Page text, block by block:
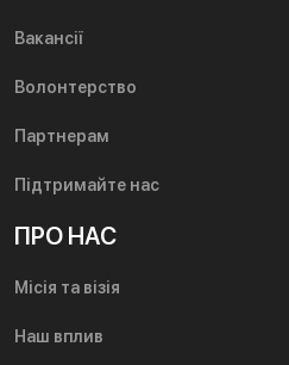
Вакансії
Волонтерство
Партнерам
Підтримайте нас
ПРО НАС
Місія та візія
Наш вплив